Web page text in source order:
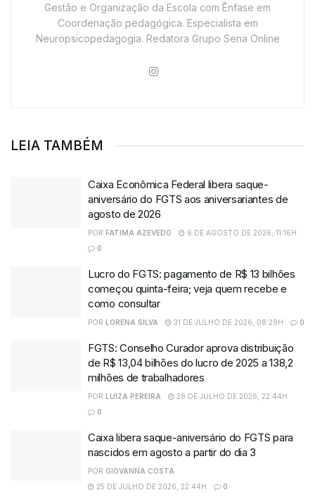
Gestão e Organização da Escola com Ênfase em
Coordenação pedagógica. Especialista em
Neuropsicopedagogia. Redatora Grupo Sena Online
LEIA TAMBÉM
Caixa Econômica Federal libera saque-
aniversário do FGTS aos aniversariantes de
agosto de 2026
POR FATIMA AZEVEDO
6 DE AGOSTO DE 2026, 11:16H
0
Lucro do FGTS: pagamento de R$ 13 bilhões
começou quinta-feira; veja quem recebe e
como consultar
POR LORENA SILVA 31 DE JULHO DE 2026, 08:29H 0
FGTS: Conselho Curador aprova distribuição
de R$ 13,04 bilhões do lucro de 2025 a 138,2
milhões de trabalhadores
POR LUIZA PEREIRA
28 DE JULHO DE 2026, 22:44H
0
Caixa libera saque-aniversário do FGTS para
nascidos em agosto a partir do dia 3
POR GIOVANNA COSTA
25 DE JULHO DE 2026, 22:44H
0